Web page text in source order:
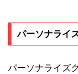
パーソナライ
パーソナライズ